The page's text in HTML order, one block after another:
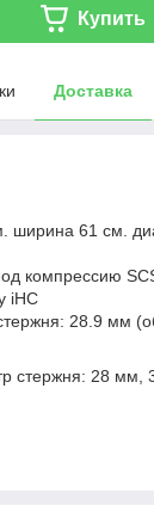
Купить
Доставка
ширина 61 см.
компрессию
iHC
28.9 мм
стержня: 28 мм,